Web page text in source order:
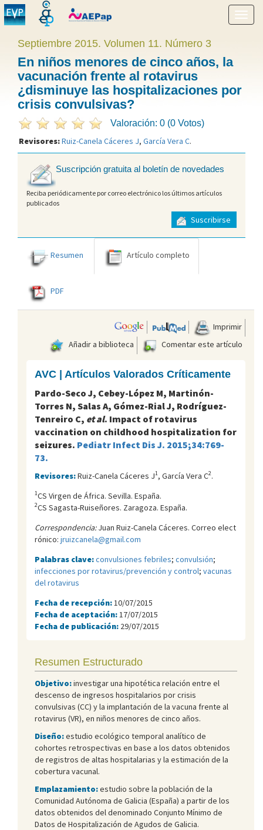
menú
Septiembre 2015. Volumen 11. Número 3
En niños menores de cinco años, la
vacunación frente al rotavirus
¿disminuye las hospitalizaciones por
crisis convulsivas?
Valoración: 0 (0 Votos)
Revisores:Ruiz-Canela Cáceres J, García Vera C.
Suscripción gratuita al boletín de novedades
Reciba periódicamente por correo electrónico los últimos artículos
publicados
Suscribirse
Resumen Artículo completo
PDF
Imprimir
Añadir a biblioteca
Comentar este artículo
AVC | Artículos Valorados Críticamente
Pardo-Seco J, Cebey-López M, Martinón-
Torres N, Salas A, Gómez-Rial J, Rodríguez-
Tenreiro C, et al. Impact of rotavirus
vaccination on childhood hospitalization for
seizures. Pediatr Infect Dis J. 2015;34:769-
73.
Revisores:Ruiz-Canela Cáceres J1, García Vera C2.
1CS Virgen de África. Sevilla. España.
2CS Sagasta-Ruiseñores. Zaragoza. España.
Correspondencia:Juan Ruiz-Canela Cáceres. Correo elect
rónico: jruizcanela@gmail.com
Palabras clave:convulsiones febriles; convulsión;
infecciones por rotavirus/prevención y control; vacunas
del rotavirus
Fecha de recepción: 10/07/2015
Fecha de aceptación: 17/07/2015
Fecha de publicación: 29/07/2015
Resumen Estructurado
Objetivo:investigar una hipotética relación entre el
descenso de ingresos hospitalarios por crisis
convulsivas (CC) y la implantación de la vacuna frente al
rotavirus (VR), en niños menores de cinco años.
Diseño:estudio ecológico temporal analítico de
cohortes retrospectivas en base a los datos obtenidos
de registros de altas hospitalarias y la estimación de la
cobertura vacunal.
Emplazamiento:estudio sobre la población de la
Comunidad Autónoma de Galicia (España) a partir de los
datos obtenidos del denominado Conjunto Mínimo de
Datos de Hospitalización de Agudos de Galicia.